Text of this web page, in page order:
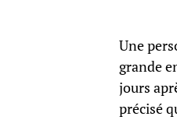
Une
grande
jours
précisé